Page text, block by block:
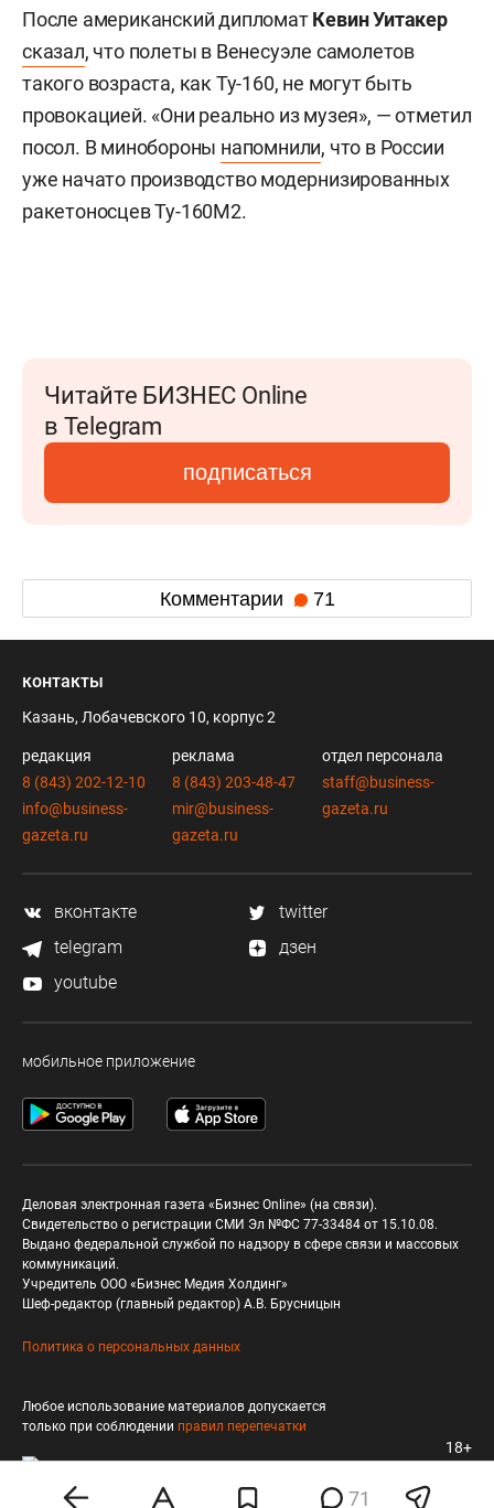
После американский дипломатКевин Уитакер
сказал, что полеты в Венесуэле самолетов
такого возраста, как Ту-160, не могут быть
провокацией. «Они реально из музея», — отметил
посол. В минобороны напомнили, что в России
уже начато производство модернизированных
ракетоносцев Ту-160М2.
Читайте БИЗНЕС Online
в Telegram
подписаться
Комментарии 71
71
контакты
Казань, Лобачевского 10, корпус 2
редакция
8 (843) 202-12-10
info@business-
gazeta.ru
реклама
8 (843) 203-48-47
mir@business-
gazeta.ru
отдел персонала
staff@business-
gazeta.ru
вконтакте
twitter
telegram
дзен
youtube
мобильное приложение
Деловая электронная газета «Бизнес Online» (на связи).
Свидетельство о регистрации СМИ Эл №ФС 77-33484 от 15.10.08.
Выдано федеральной службой по надзору в сфере связи и массовых
коммуникаций.
Учредитель ООО «Бизнес Медия Холдинг»
Шеф-редактор (главный редактор) А.В. Брусницын
Политика о персональных данных
Любое использование материалов допускается
только при соблюдении правил перепечатки
18+